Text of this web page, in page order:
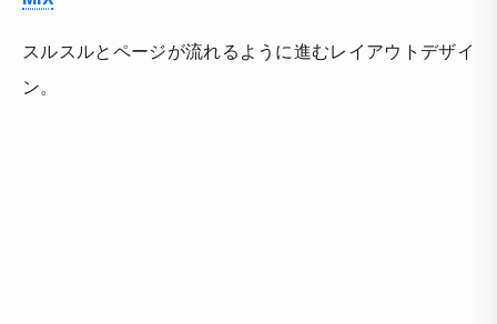
スルスルとページが流れるように進むレイアウトデザイ
ン。